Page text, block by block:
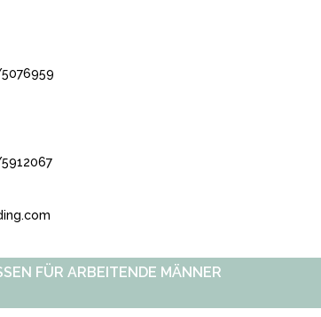
FÜR ARBEITENDE MÄNNER